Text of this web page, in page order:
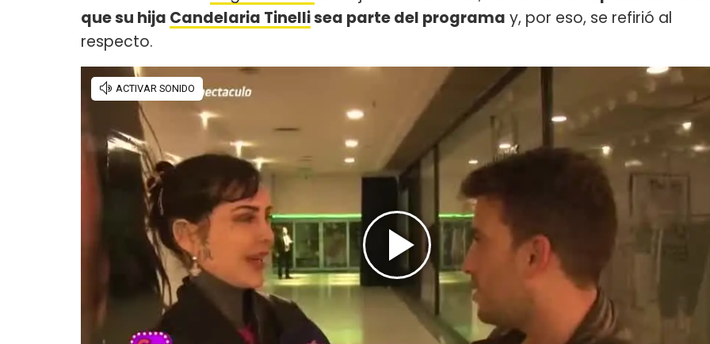
que su hija Candelaria Tinellisea parte del programa y, por eso, se refirió al
respecto.